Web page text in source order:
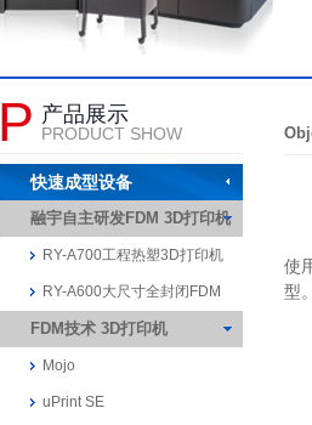
产品展示
P PRODUCT SHOW
快速成型设备
融宇自主研发FDM 3D打印机
RY-A700工程热塑3D打印机
RY-A600大尺寸全封闭FDM
FDM技术 3D打印机
Mojo
uPrint SE
使
型